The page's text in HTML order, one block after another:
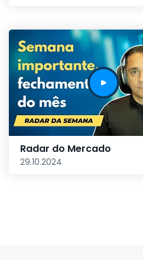
Radar do Mercado
29.10.2024